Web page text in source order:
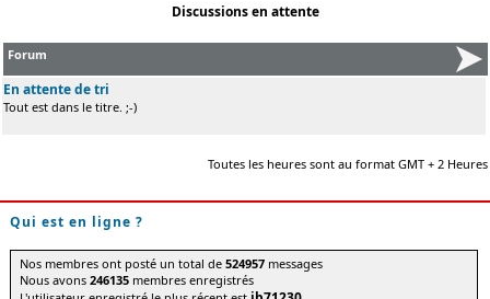
Discussions en attente
Forum
En attente de tri
Tout est dans le titre. ;-)
Toutes les heures sont au format GMT + 2 Heures
Qui est en ligne ?
Nos membres ont posté un total de524957 messages
Nous avons246135 membres enregistrés